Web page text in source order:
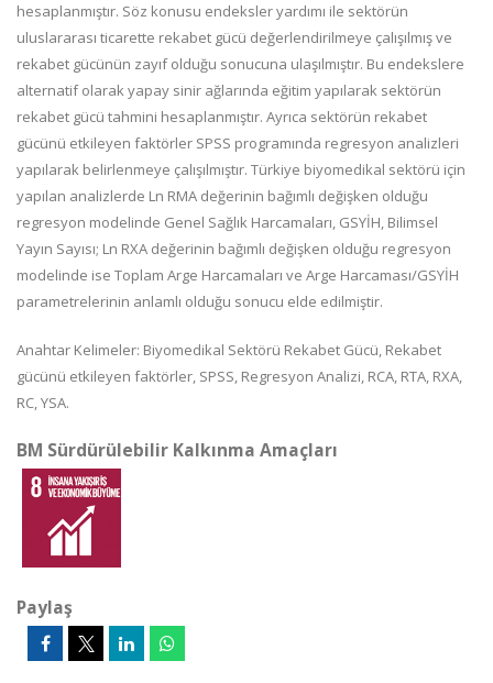
hesaplanmıştır. Söz konusu endeksler yardımı ile sektörün
uluslararası ticarette rekabet gücü değerlendirilmeye çalışılmış ve
rekabet gücünün zayıf olduğu sonucuna ulaşılmıştır. Bu endekslere
alternatif olarak yapay sinir ağlarında eğitim yapılarak sektörün
rekabet gücü tahmini hesaplanmıştır. Ayrıca sektörün rekabet
gücünü etkileyen faktörler SPSS programında regresyon analizleri
yapılarak belirlenmeye çalışılmıştır. Türkiye biyomedikal sektörü için
yapılan analizlerde Ln RMA değerinin bağımlı değişken olduğu
regresyon modelinde Genel Sağlık Harcamaları, GSYİH, Bilimsel
Yayın Sayısı; Ln RXA değerinin bağımlı değişken olduğu regresyon
modelinde ise Toplam Arge Harcamaları ve Arge Harcaması/GSYİH
parametrelerinin anlamlı olduğu sonucu elde edilmiştir.
Anahtar Kelimeler: Biyomedikal Sektörü Rekabet Gücü, Rekabet
gücünü etkileyen faktörler, SPSS, Regresyon Analizi, RCA, RTA, RXA,
RC, YSA.
BM Sürdürülebilir Kalkınma Amaçları
Paylaş